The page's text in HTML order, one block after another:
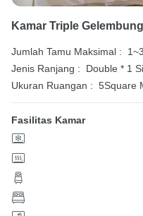
Kamar Triple
Jumlah Tamu Maksimal :
Jenis Ranjang :
Double * 1
Ukuran Ruangan : 5Square
Fasilitas Kamar